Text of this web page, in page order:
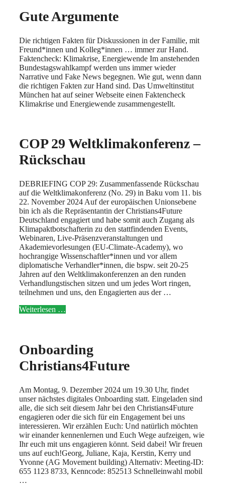
Gute Argumente
Die richtigen Fakten für Diskussionen in der Familie, mit
Freund*innen und Kolleg*innen … immer zur Hand.
Faktencheck: Klimakrise, Energiewende Im anstehenden
Bundestagswahlkampf werden uns immer wieder
Narrative und Fake News begegnen. Wie gut, wenn dann
die richtigen Fakten zur Hand sind. Das Umweltinstitut
München hat auf seiner Webseite einen Faktencheck
Klimakrise und Energiewende zusammengestellt.
COP 29 Weltklimakonferenz –
Rückschau
DEBRIEFING COP 29: Zusammenfassende Rückschau
auf die Weltklimakonferenz (No. 29) in Baku vom 11. bis
22. November 2024 Auf der europäischen Unionsebene
bin ich als die Repräsentantin der Christians4Future
Deutschland engagiert und habe somit auch Zugang als
Klimapaktbotschafterin zu den stattfindenden Events,
Webinaren, Live-Präsenzveranstaltungen und
Akademievorlesungen (EU-Climate-Academy), wo
hochrangige Wissenschaftler*innen und vor allem
diplomatische Verhandler*innen, die bspw. seit 20-25
Jahren auf den Weltklimakonferenzen an den runden
Verhandlungstischen sitzen und um jedes Wort ringen,
teilnehmen und uns, den Engagierten aus der …
Weiterlesen …
Onboarding
Christians4Future
Am Montag, 9. Dezember 2024 um 19.30 Uhr, findet
unser nächstes digitales Onboarding statt. Eingeladen sind
alle, die sich seit diesem Jahr bei den Christians4Future
engagieren oder die sich für ein Engagement bei uns
interessieren. Wir erzählen Euch: Und natürlich möchten
wir einander kennenlernen und Euch Wege aufzeigen, wie
Ihr euch mit uns engagieren könnt. Seid dabei! Wir freuen
uns auf euch!Georg, Juliane, Kaja, Kerstin, Kerry und
Yvonne (AG Movement building) Alternativ: Meeting-ID:
655 1123 8733, Kenncode: 852513 Schnelleinwahl mobil
…